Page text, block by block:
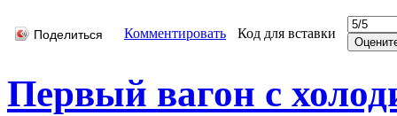
Поделиться Комментировать Код для вставки
Первый вагон с